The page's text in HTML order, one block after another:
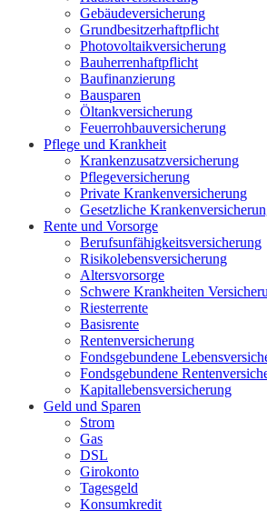
Gebäudeversicherung
Grundbesitzerhaftpflicht
Photovoltaikversicherung
Bauherrenhaftpflicht
Baufinanzierung
Bausparen
Öltankversicherung
Feuerrohbauversicherung
Pflege und Krankheit
Krankenzusatzversicherung
Pflegeversicherung
Private Krankenversicherung
Gesetzliche
Rente und Vorsorge
Berufs­unfähigkeitsversicherung
Risikolebensversicherung
Altersvorsorge
Schwere Krankheiten
Riesterrente
Basisrente
Rentenversicherung
Fondsgebundene
Fondsgebundene
Kapitallebensversicherung
Geld und Sparen
Strom
Gas
DSL
Girokonto
Tagesgeld
Konsumkredit